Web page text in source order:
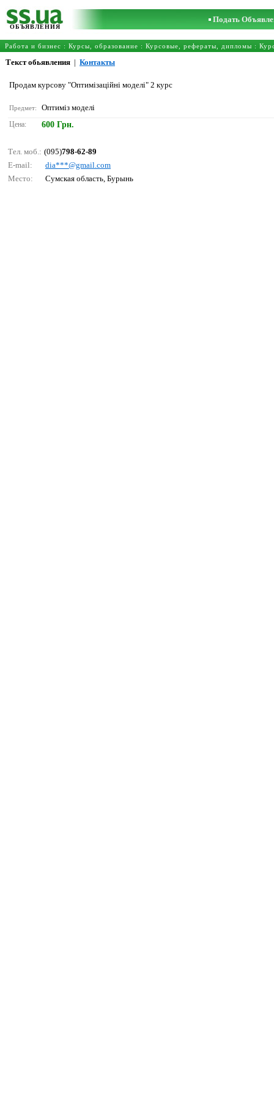
ОБЪЯВЛЕНИЯ
Подать
Работа и бизнес : Курсы, образование : Курсовые, рефераты, дипломы :
Текст обьявления | Контакты
Продам курсову "Оптимізаційні моделі" 2 курс
Предмет: Оптиміз моделі
Цена: 600 Грн.
Тел. моб.: (095)798-62-89
E-mail:
diа***@gmаil.соm
Место:
Сумская область, Бурынь